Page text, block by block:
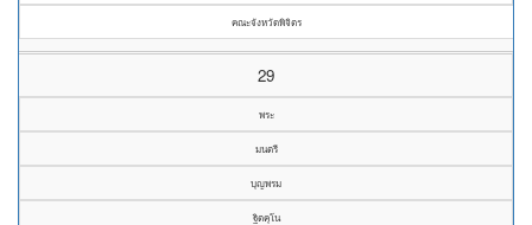
คณะจังหวัดพิจิตร
29
พระ
มนตรี
บุญพรม
ฐิตคุโน